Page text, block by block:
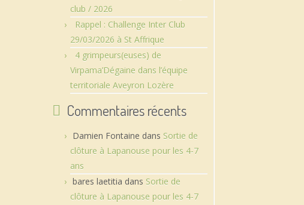
club / 2026
Rappel : Challenge Inter Club
29/03/2026 à St Affrique
4 grimpeurs(euses) de
Virpama’Dégaine dans l’équipe
territoriale Aveyron Lozère
Commentaires récents
Damien Fontaine dans Sortie de
clôture à Lapanouse pour les 4-7
ans
bares laetitia dans Sortie de
clôture à Lapanouse pour les 4-7